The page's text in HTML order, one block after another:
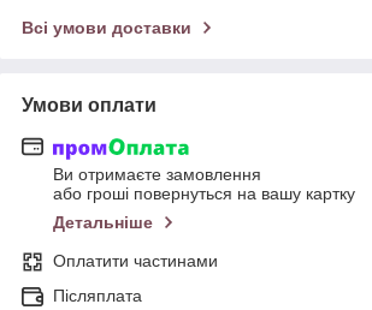
Всі умови доставки
Умови оплати
Ви отримаєте замовлення
або гроші повернуться на вашу картку
Детальніше
Оплатити частинами
Післяплата